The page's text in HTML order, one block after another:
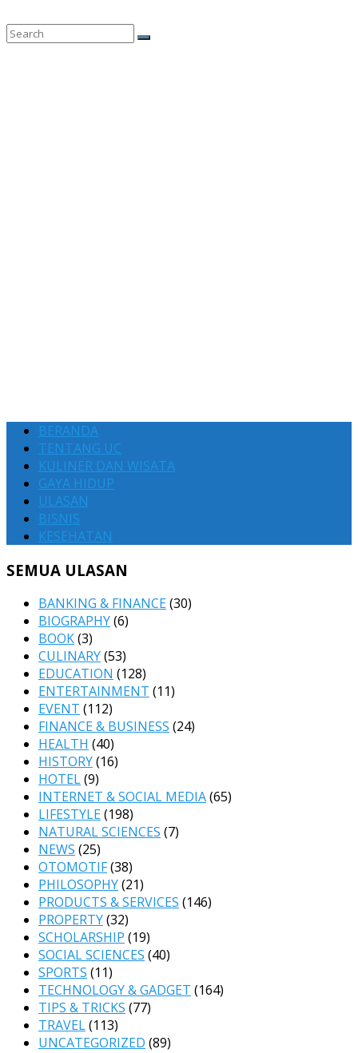
BERANDA
TENTANG UC
KULINER DAN WISATA
GAYA HIDUP
ULASAN
BISNIS
KESEHATAN
SEMUA ULASAN
BANKING & FINANCE(30)
BIOGRAPHY(6)
BOOK(3)
CULINARY(53)
EDUCATION (128)
ENTERTAINMENT (11)
EVENT (112)
FINANCE & BUSINESS (24)
HEALTH (40)
HISTORY(16)
HOTEL(9)
INTERNET & SOCIAL MEDIA(65)
LIFESTYLE(198)
NATURAL SCIENCES (7)
NEWS (25)
OTOMOTIF(38)
PHILOSOPHY(21)
PRODUCTS & SERVICES (146)
PROPERTY(32)
SCHOLARSHIP (19)
SOCIAL SCIENCES (40)
SPORTS (11)
TECHNOLOGY & GADGET (164)
TIPS & TRICKS (77)
TRAVEL(113)
UNCATEGORIZED (89)